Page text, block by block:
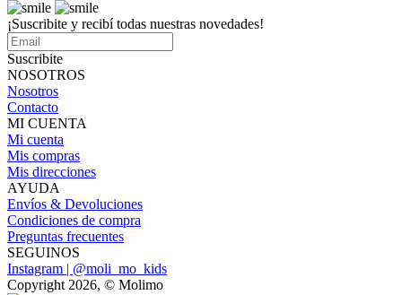
¡Suscribite y recibí todas nuestras novedades!
Suscribite
NOSOTROS
Nosotros
Contacto
MI CUENTA
Mi cuenta
Mis compras
Mis direcciones
AYUDA
Envíos & Devoluciones
Condiciones de compra
Preguntas frecuentes
SEGUINOS
Instagram | @moli_mo_kids
Copyright 2026, © Molimo